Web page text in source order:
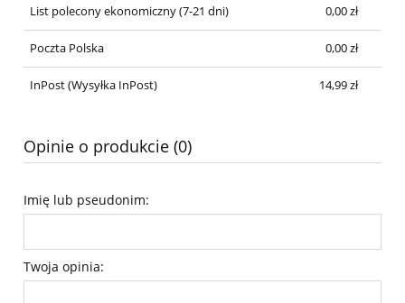
List polecony ekonomiczny (7-21 dni)
0,00 zł
Poczta Polska 0,00 zł
InPost(Wysyłka InPost) 14,99 zł
Opinie o produkcie (0)
Imię lub pseudonim:
Twoja opinia: